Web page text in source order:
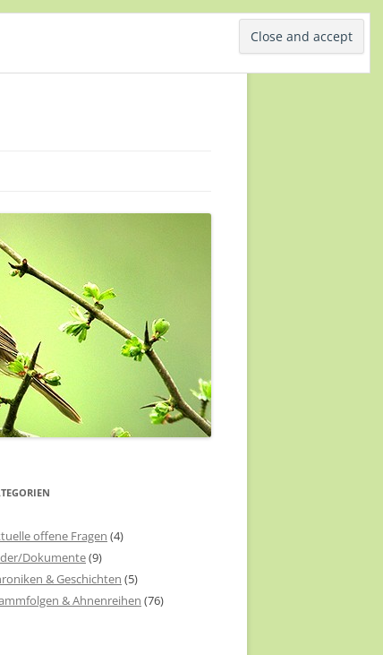
offene Fragen (4)
Dokumente(9)
& Geschichten (5)
& Ahnenreihen (76)